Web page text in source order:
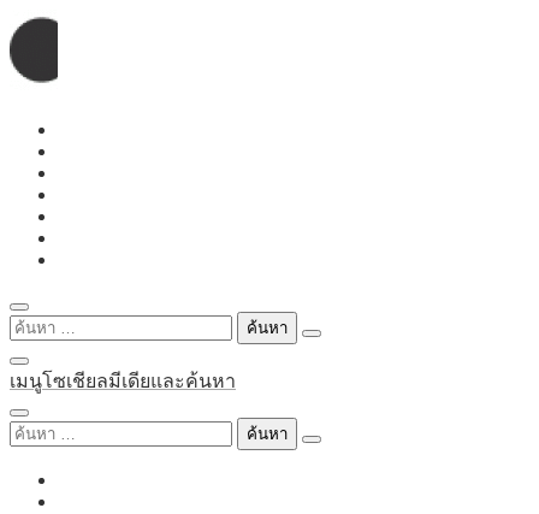
Skip
content
ค้นหา
สำหรับ:
เมนูโซเชียลมีเดียและค้นหา
ค้นหา